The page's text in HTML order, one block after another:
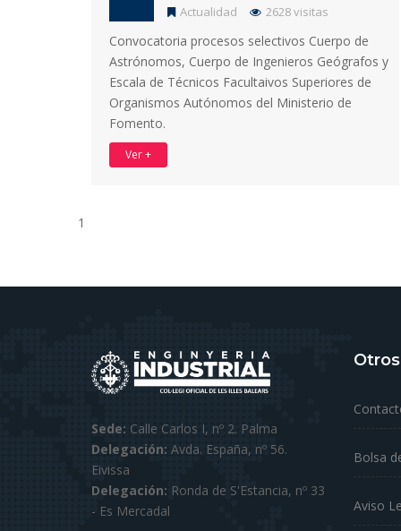
Actualidad 2628 visitas
Convocatoria procesos selectivos Cuerpo de
Astrónomos, Cuerpo de Ingenieros Geógrafos y
Escala de Técnicos Facultaivos Superiores de
Organismos Autónomos del Ministerio de
Fomento.
Ver +
1
Sede: Calle Carlos I, nº 2. Palma
Delegación: Avda. España, nº 56.
Eivissa
Delegación: Ronda de S'Estancia, nº 33
- Es Mercadal
Bolsa
Aviso